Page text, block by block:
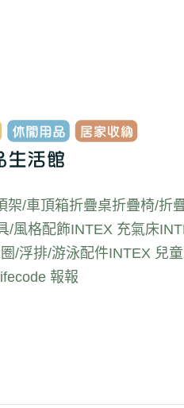
架/車頂箱折疊桌折疊椅/折
/風格配飾INTEX 充氣床
/浮排/游泳配件INTEX 兒
報報